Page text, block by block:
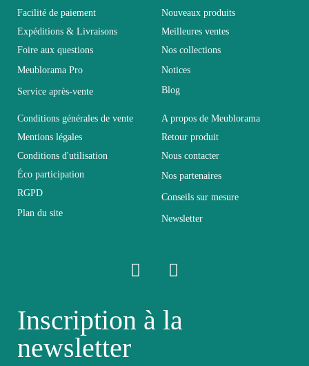
Collection SWITCH
Coloris Marron - Bois
Dimensions 330x160x40
Electrique Non électrique
Non Empilable
Fixe Fixe
Garantie
Facilité de paiement
Expéditions & Livraisons
Foire aux questions
Meublorama Pro
Service après-vente
Nouveaux produits
Meilleures ventes
Nos collections
Notices
Blog
Conditions générales de vente
Mentions légales
Conditions d'utilisation
Éco participation
RGPD
Plan du site
A propos de Meublorama
Retour produit
Nous contacter
Nos partenaires
Conseils sur mesure
Newsletter
Inscription à la
newsletter